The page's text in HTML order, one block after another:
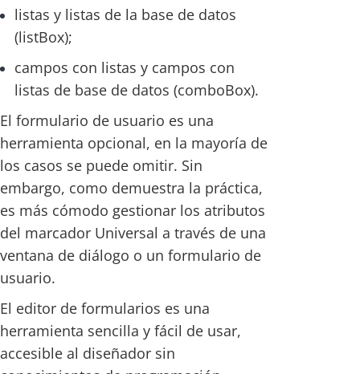
listas y listas de la base de datos
(listBox);
campos con listas y campos con
listas de base de datos (comboBox).
El formulario de usuario es una
herramienta opcional, en la mayoría de
los casos se puede omitir. Sin
embargo, como demuestra la práctica,
es más cómodo gestionar los atributos
del marcador Universal a través de una
ventana de diálogo o un formulario de
usuario.
El editor de formularios es una
herramienta sencilla y fácil de usar,
accesible al diseñador sin